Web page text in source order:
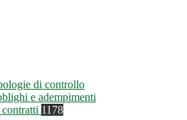
di controllo
e adempimenti
1178